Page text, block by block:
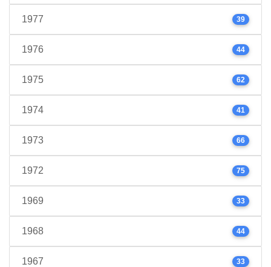
1977 39
1976 44
1975 62
1974 41
1973 66
1972 75
1969 33
1968 44
1967 33